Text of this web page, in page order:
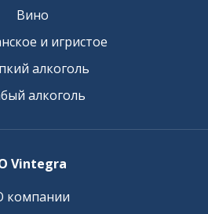
Вино
и игристое
алкоголь
алкоголь
Vintegra
компании